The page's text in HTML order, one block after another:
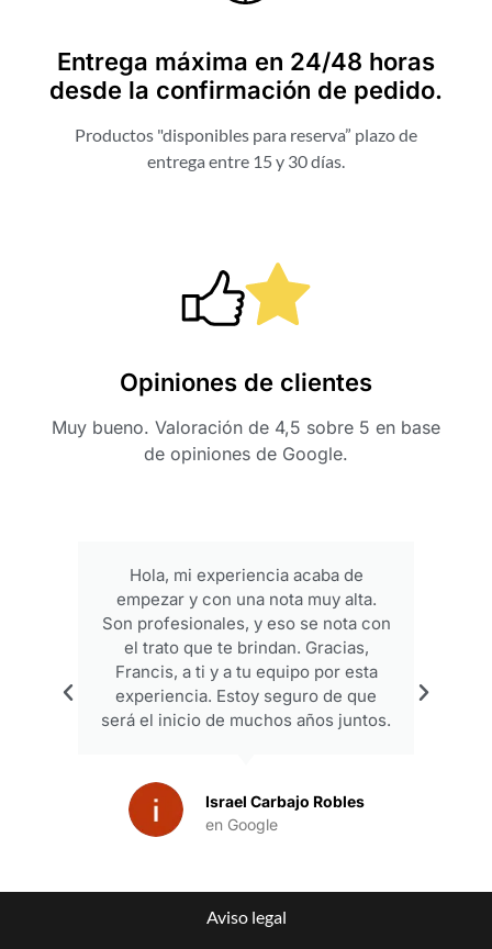
Entrega máxima en 24/48 horas
desde la confirmación de pedido.
Productos "disponibles para reserva” plazo de
entrega entre 15 y 30 días.
Opiniones de clientes
Muy bueno. Valoración de 4,5 sobre 5 en base
de opiniones de Google.
Hola, mi experiencia acaba de
empezar y con una nota muy alta.
Son profesionales, y eso se nota con
el trato que te brindan. Gracias,
Francis, a ti y a tu equipo por esta
experiencia. Estoy seguro de que
será el inicio de muchos años juntos.
Israel Carbajo Robles
en Google
Aviso legal